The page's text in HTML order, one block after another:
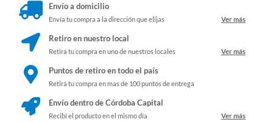
Envío a domicilio
Envía tu compra a la dirección que elijas Ver más
Retiro en nuestro local
Retira tu compra en uno de nuestros locales Ver más
Puntos de retiro en todo el país
Retirá tu compra en mas de 100 puntos de entrega
Envío dentro de Córdoba Capital
Recibí el producto en el mismo día Ver más